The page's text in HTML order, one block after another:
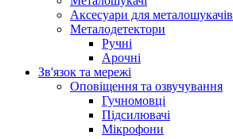
Аксесуари для металошукачів
Металодетектори
Ручні
Арочні
Зв'язок та мережі
Оповіщення та озвучування
Гучномовці
Підсилювачі
Мікрофони